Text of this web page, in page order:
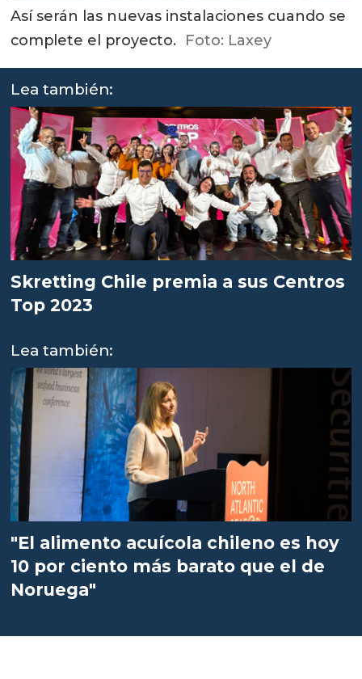
Así serán las nuevas instalaciones cuando se
complete el proyecto. Foto: Laxey
Lea también:
Skretting Chile premia a sus Centros
Top 2023
Lea también:
"El alimento acuícola chileno es hoy
10 por ciento más barato que el de
Noruega"